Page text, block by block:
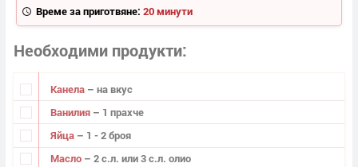
Време за приготвяне: 20 минути
Необходими продукти
Канела – на вкус
Ванилия – 1 прахче
Яйца – 1 - 2 броя
Масло – 2 с.л. или 3 с.л. олио